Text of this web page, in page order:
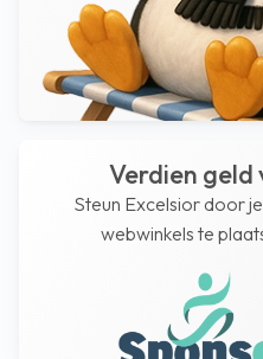
Verdien geld
Steun Excelsior door
webwinkels te